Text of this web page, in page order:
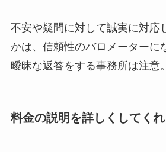
不安や疑問に対して誠実に対応
かは、信頼性のバロメーターに
曖昧な返答をする事務所は注意。
料金の説明を詳しくしてく